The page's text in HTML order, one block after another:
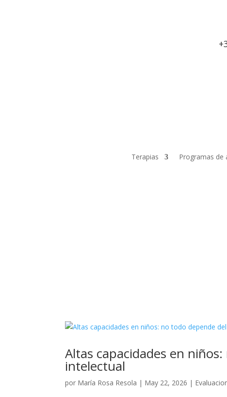
Terapias Programas de
Altas capacidades en
intelectual
por María Rosa Resola | May 22, 2026 |